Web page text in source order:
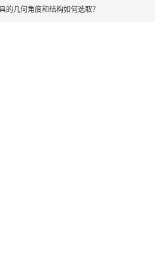
的几何角度和结构如何选取？